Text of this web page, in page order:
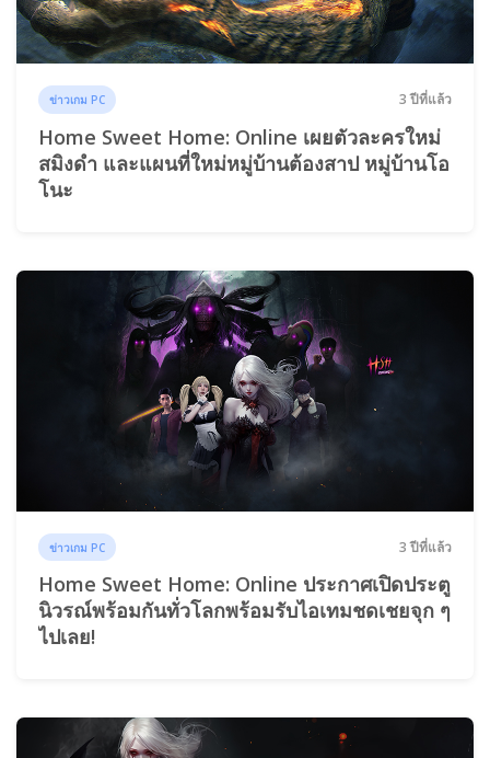
ข่าวเกม PC 3 ปีที่แล้ว
Home Sweet Home: Online เผยตัวละครใหม่
สมิงดำ และแผนที่ใหม่หมู่บ้านต้องสาป หมู่บ้านโอ
โนะ
ข่าวเกม PC 3 ปีที่แล้ว
Home Sweet Home: Online ประกาศเปิดประตู
นิวรณ์พร้อมกันทั่วโลกพร้อมรับไอเทมชดเชยจุก ๆ
ไปเลย!